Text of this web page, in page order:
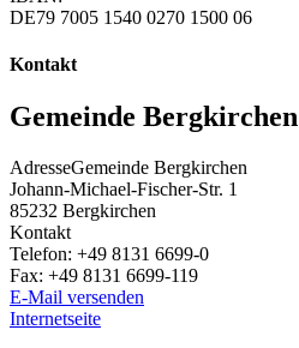
DE79 7005 1540 0270 1500 06
Kontakt
Gemeinde Bergkirchen
AdresseGemeinde Bergkirchen
Johann-Michael-Fischer-Str. 1
85232 Bergkirchen
Kontakt
Telefon: +49 8131 6699-0
Fax: +49 8131 6699-119
E-Mail versenden
Internetseite